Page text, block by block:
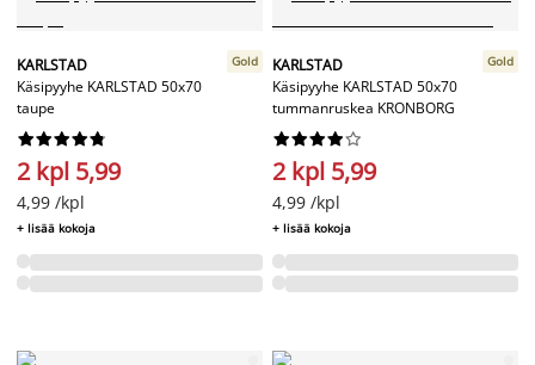
KARLSTAD
Käsipyyhe KARLSTAD 50x70
taupe
Gold






2 kpl 5,99
4,99 /kpl
+ lisää kokoja
KARLSTAD
Käsipyyhe KARLSTAD 50x70
tummanruskea KRONBORG
Gold






2 kpl 5,99
4,99 /kpl
+ lisää kokoja